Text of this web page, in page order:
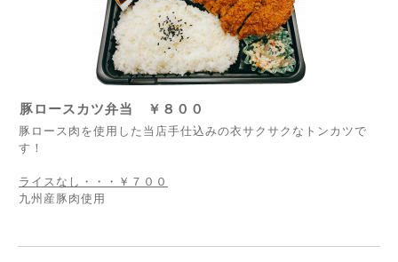
豚ロースカツ弁当 ￥８００
豚ロース肉を使用した当店手仕込みの衣サクサクなトンカツで
す！
ライスなし・・・￥７００
九州産豚肉使用